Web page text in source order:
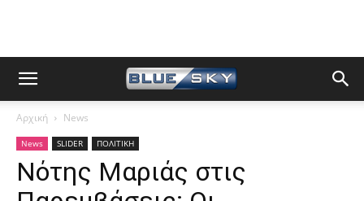
Αρχική News
News SLIDER ΠΟΛΙΤΙΚΗ
Νότης Μαριάς στις